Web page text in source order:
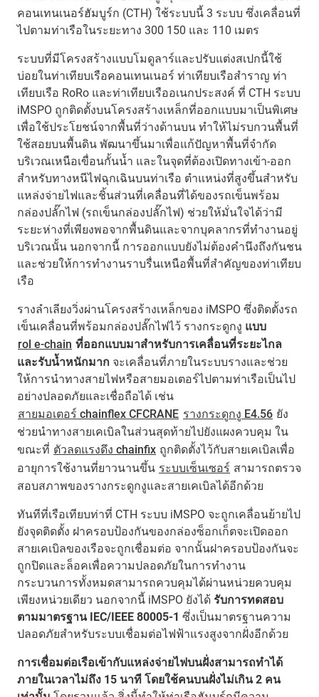
คอนเทนเนอร์ฮัมบูร์ก (CTH) ใช้ระบบนี้ 3 ระบบ ซึ่งเคลื่อนที่
ไปตามท่าเรือในระยะทาง 300 150 และ 110 เมตร
ระบบที่มีโครงสร้างแบบโมดูลาร์และปรับแต่งสเปกนี้ใช้
บ่อยในท่าเทียบเรือคอนเทนเนอร์ ท่าเทียบเรือสำราญ ท่า
เทียบเรือ RoRo และท่าเทียบเรืออเนกประสงค์ ที่ CTH ระบบ
iMSPO ถูกติดตั้งบนโครงสร้างเหล็กที่ออกแบบมาเป็นพิเศษ
เพื่อใช้ประโยชน์จากพื้นที่ว่างด้านบน ทำให้ไม่รบกวนพื้นที่
ใช้สอยบนพื้นดิน พัฒนาขึ้นมาเพื่อแก้ปัญหาพื้นที่จำกัด
บริเวณเหนือเขื่อนกั้นน้ำ และในจุดที่ต้องเปิดทางเข้า-ออก
สำหรับทางหนีไฟฉุกเฉินบนท่าเรือ ตำแหน่งที่สูงขึ้นสำหรับ
แหล่งจ่ายไฟและชิ้นส่วนที่เคลื่อนที่ได้ของรถเข็นพร้อม
กล่องปลั๊กไฟ (รถเข็นกล่องปลั๊กไฟ) ช่วยให้มั่นใจได้ว่ามี
ระยะห่างที่เพียงพอจากพื้นดินและจากบุคลากรที่ทำงานอยู่
บริเวณนั้น นอกจากนี้ การออกแบบยังไม่ต้องคำนึงถึงกันชน
และช่วยให้การทำงานราบรื่นเหนือพื้นที่สำคัญของท่าเทียบ
เรือ
รางลำเลียงวิ่งผ่านโครงสร้างเหล็กของ iMSPO ซึ่งติดตั้งรถ
เข็นเคลื่อนที่พร้อมกล่องปลั๊กไฟไว้ รางกระดูกงู แบบ
rol e-chain ที่ออกแบบมาสำหรับการเคลื่อนที่ระยะไกล
และรับน้ำหนักมาก จะเคลื่อนที่ภายในระบบรางและช่วย
ให้การนำทางสายไฟหรือสายมอเตอร์ไปตามท่าเรือเป็นไป
อย่างปลอดภัยและเชื่อถือได้ เช่น
สายมอเตอร์ chainflex CFCRANE รางกระดูกงู E4.56 ยัง
ช่วยนำทางสายเคเบิลในส่วนสุดท้ายไปยังแผงควบคุม ใน
ขณะที่ ตัวลดแรงดึง chainfix ถูกติดตั้งไว้กับสายเคเบิลเพื่อ
อายุการใช้งานที่ยาวนานขึ้น ระบบเซ็นเซอร์ สามารถตรวจ
สอบสภาพของรางกระดูกงูและสายเคเบิลได้อีกด้วย
ทันทีที่เรือเทียบท่าที่ CTH ระบบ iMSPO จะถูกเคลื่อนย้ายไป
ยังจุดติดตั้ง ฝาครอบป้องกันของกล่องซ็อกเก็ตจะเปิดออก
สายเคเบิลของเรือจะถูกเชื่อมต่อ จากนั้นฝาครอบป้องกันจะ
ถูกปิดและล็อคเพื่อความปลอดภัยในการทำงาน
กระบวนการทั้งหมดสามารถควบคุมได้ผ่านหน่วยควบคุม
เพียงหน่วยเดียว นอกจากนี้ iMSPO ยังได้ รับการทดสอบ
ตามมาตรฐาน IEC/IEEE 80005-1 ซึ่งเป็นมาตรฐานความ
ปลอดภัยสำหรับระบบเชื่อมต่อไฟฟ้าแรงสูงจากฝั่งอีกด้วย
การเชื่อมต่อเรือเข้ากับแหล่งจ่ายไฟบนฝั่งสามารถทำได้
ภายในเวลาไม่ถึง 15 นาที โดยใช้คนบนฝั่งไม่เกิน 2 คน